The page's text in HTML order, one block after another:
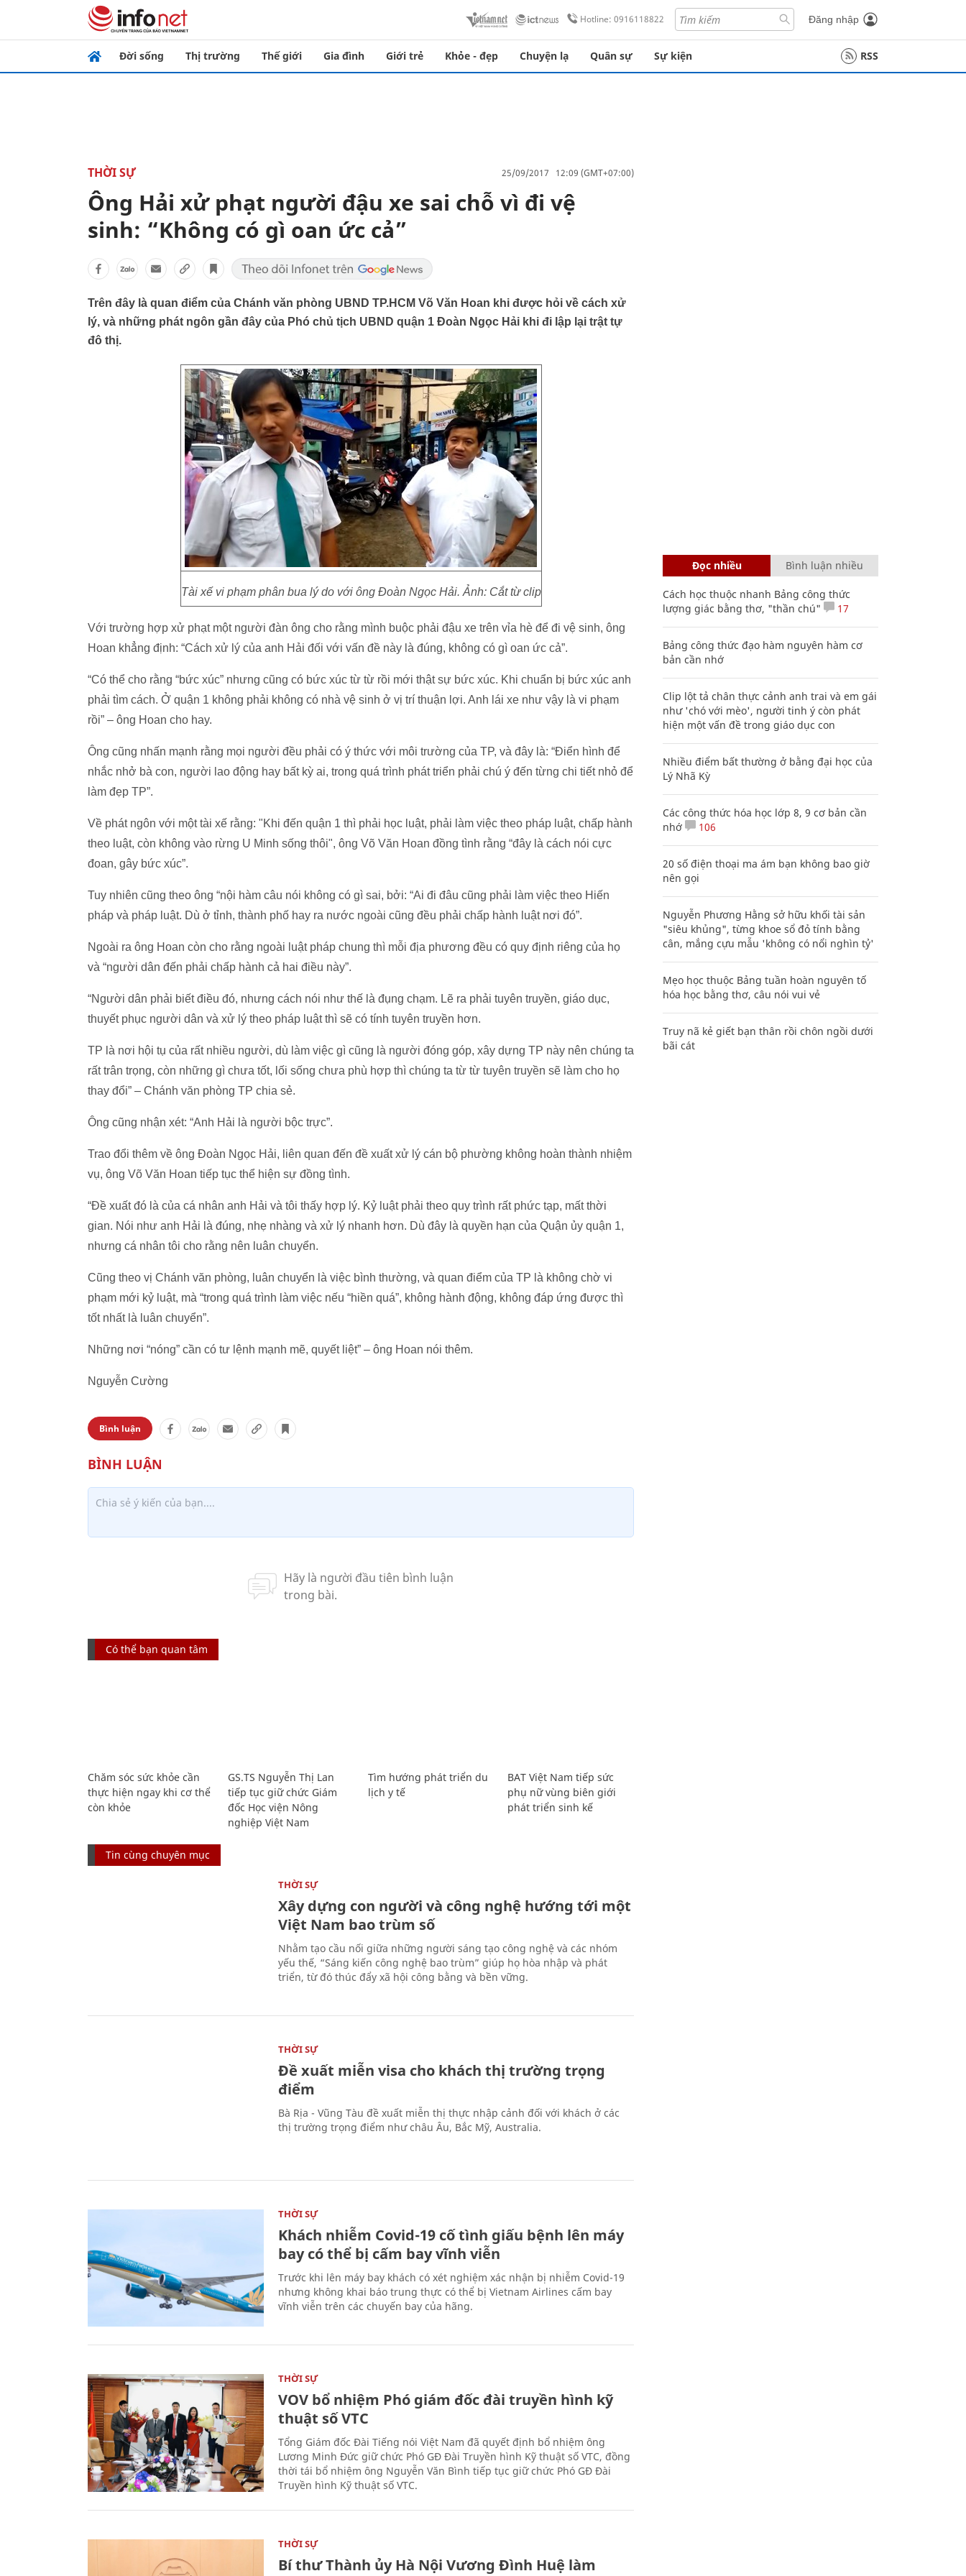
Hotline: 0916118822 Đăng nhập
Đời sống Thị trường Thế giới Gia đình Giới trẻ Khỏe - đẹp Chuyện lạ Quân sự Sự kiện RSS
THỜI SỰ 25/09/2017 12:09 (GMT+07:00)
Ông Hải xử phạt người đậu xe sai chỗ vì đi vệ
sinh: “Không có gì oan ức cả”
Trên đây là quan điểm của Chánh văn phòng UBND TP.HCM Võ Văn Hoan khi được hỏi về cách xử
lý, và những phát ngôn gần đây của Phó chủ tịch UBND quận 1 Đoàn Ngọc Hải khi đi lập lại trật tự
đô thị.
Tài xế vi phạm phân bua lý do với ông Đoàn Ngọc Hải. Ảnh: Cắt từ clip
Với trường hợp xử phạt một người đàn ông cho rằng mình buộc phải đậu xe trên vỉa hè để đi vệ sinh, ông
Hoan khẳng định: “Cách xử lý của anh Hải đối với vấn đề này là đúng, không có gì oan ức cả”.
“Có thể cho rằng “bức xúc” nhưng cũng có bức xúc từ từ rồi mới thật sự bức xúc. Khi chuẩn bị bức xúc anh
phải tìm cách. Ở quận 1 không phải không có nhà vệ sinh ở vị trí thuận lợi. Anh lái xe như vậy là vi phạm
rồi” – ông Hoan cho hay.
Ông cũng nhấn mạnh rằng mọi người đều phải có ý thức với môi trường của TP, và đây là: “Điển hình để
nhắc nhở bà con, người lao động hay bất kỳ ai, trong quá trình phát triển phải chú ý đến từng chi tiết nhỏ để
làm đẹp TP”.
Về phát ngôn với một tài xế rằng: "Khi đến quận 1 thì phải học luật, phải làm việc theo pháp luật, chấp hành
theo luật, còn không vào rừng U Minh sống thôi", ông Võ Văn Hoan đồng tình rằng “đây là cách nói cực
đoan, gây bức xúc”.
Tuy nhiên cũng theo ông “nội hàm câu nói không có gì sai, bởi: “Ai đi đâu cũng phải làm việc theo Hiến
pháp và pháp luật. Dù ở tỉnh, thành phố hay ra nước ngoài cũng đều phải chấp hành luật nơi đó”.
Ngoài ra ông Hoan còn cho rằng ngoài luật pháp chung thì mỗi địa phương đều có quy định riêng của họ
và “người dân đến phải chấp hành cả hai điều này”.
“Người dân phải biết điều đó, nhưng cách nói như thế là đụng chạm. Lẽ ra phải tuyên truyền, giáo dục,
thuyết phục người dân và xử lý theo pháp luật thì sẽ có tính tuyên truyền hơn.
TP là nơi hội tụ của rất nhiều người, dù làm việc gì cũng là người đóng góp, xây dựng TP này nên chúng ta
rất trân trọng, còn những gì chưa tốt, lối sống chưa phù hợp thì chúng ta từ từ tuyên truyền sẽ làm cho họ
thay đổi” – Chánh văn phòng TP chia sẻ.
Ông cũng nhận xét: “Anh Hải là người bộc trực”.
Trao đổi thêm về ông Đoàn Ngọc Hải, liên quan đến đề xuất xử lý cán bộ phường không hoàn thành nhiệm
vụ, ông Võ Văn Hoan tiếp tục thể hiện sự đồng tình.
“Đề xuất đó là của cá nhân anh Hải và tôi thấy hợp lý. Kỷ luật phải theo quy trình rất phức tạp, mất thời
gian. Nói như anh Hải là đúng, nhẹ nhàng và xử lý nhanh hơn. Dù đây là quyền hạn của Quận ủy quận 1,
nhưng cá nhân tôi cho rằng nên luân chuyển.
Cũng theo vị Chánh văn phòng, luân chuyển là việc bình thường, và quan điểm của TP là không chờ vi
phạm mới kỷ luật, mà “trong quá trình làm việc nếu “hiền quá”, không hành động, không đáp ứng được thì
tốt nhất là luân chuyển”.
Những nơi “nóng” cần có tư lệnh mạnh mẽ, quyết liệt” – ông Hoan nói thêm.
Nguyễn Cường
Bình luận
Có thể bạn quan tâm
Chăm sóc sức khỏe cần
thực hiện ngay khi cơ thể
còn khỏe
GS.TS Nguyễn Thị Lan
tiếp tục giữ chức Giám
đốc Học viện Nông
nghiệp Việt Nam
Tìm hướng phát triển du
lịch y tế
BAT Việt Nam tiếp sức
phụ nữ vùng biên giới
phát triển sinh kế
Tin cùng chuyên mục
THỜI SỰ
Xây dựng con người và công nghệ hướng tới một
Việt Nam bao trùm số
Nhằm tạo cầu nối giữa những người sáng tạo công nghệ và các nhóm
yếu thế, “Sáng kiến công nghệ bao trùm” giúp họ hòa nhập và phát
triển, từ đó thúc đẩy xã hội công bằng và bền vững.
THỜI SỰ
Đề xuất miễn visa cho khách thị trường trọng
điểm
Bà Rịa - Vũng Tàu đề xuất miễn thị thực nhập cảnh đối với khách ở các
thị trường trọng điểm như châu Âu, Bắc Mỹ, Australia.
THỜI SỰ
Khách nhiễm Covid-19 cố tình giấu bệnh lên máy
bay có thể bị cấm bay vĩnh viễn
Trước khi lên máy bay khách có xét nghiệm xác nhận bị nhiễm Covid-19
nhưng không khai báo trung thực có thể bị Vietnam Airlines cấm bay
vĩnh viễn trên các chuyến bay của hãng.
THỜI SỰ
VOV bổ nhiệm Phó giám đốc đài truyền hình kỹ
thuật số VTC
Tổng Giám đốc Đài Tiếng nói Việt Nam đã quyết định bổ nhiệm ông
Lương Minh Đức giữ chức Phó GĐ Đài Truyền hình Kỹ thuật số VTC, đồng
thời tái bổ nhiệm ông Nguyễn Văn Bình tiếp tục giữ chức Phó GĐ Đài
Truyền hình Kỹ thuật số VTC.
THỜI SỰ
Bí thư Thành ủy Hà Nội Vương Đình Huệ làm
Đọc nhiều Bình luận nhiều
Cách học thuộc nhanh Bảng công thức
lượng giác bằng thơ, "thần chú"
17
Bảng công thức đạo hàm nguyên hàm cơ
bản cần nhớ
Clip lột tả chân thực cảnh anh trai và em gái
như 'chó với mèo', người tinh ý còn phát
hiện một vấn đề trong giáo dục con
Nhiều điểm bất thường ở bằng đại học của
Lý Nhã Kỳ
Các công thức hóa học lớp 8, 9 cơ bản cần
nhớ
106
20 số điện thoại ma ám bạn không bao giờ
nên gọi
Nguyễn Phương Hằng sở hữu khối tài sản
"siêu khủng", từng khoe sổ đỏ tính bằng
cân, mắng cựu mẫu 'không có nổi nghìn tỷ'
Mẹo học thuộc Bảng tuần hoàn nguyên tố
hóa học bằng thơ, câu nói vui vẻ
Truy nã kẻ giết bạn thân rồi chôn ngồi dưới
bãi cát